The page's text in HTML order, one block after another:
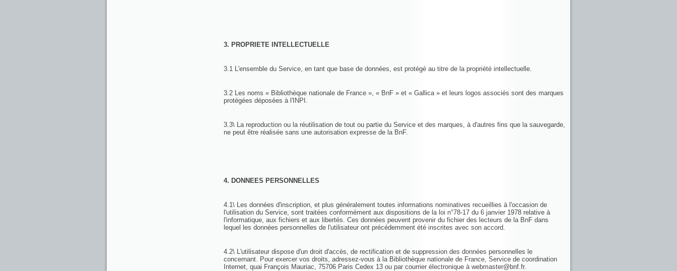
3. PROPRIETE INTELLECTUELLE
3.1 L'ensemble du Service, en tant que base de données, est protégé au titre de la propriété intellectuelle.
3.2 Les noms « Bibliothèque nationale de France », « BnF » et « Gallica » et leurs logos associés sont des marques
protégées déposées à l'INPI.
3.3\ La reproduction ou la réutilisation de tout ou partie du Service et des marques, à d'autres fins que la sauvegarde,
ne peut être réalisée sans une autorisation expresse de la BnF.
4. DONNEES PERSONNELLES
4.1\ Les données d'inscription, et plus généralement toutes informations nominatives recueillies à l'occasion de
l'utilisation du Service, sont traitées conformément aux dispositions de la loi n°78-17 du 6 janvier 1978 relative à
l'informatique, aux fichiers et aux libertés. Ces données peuvent provenir du fichier des lecteurs de la BnF dans
lequel les données personnelles de l'utilisateur ont précédemment été inscrites avec son accord.
4.2\ L'utilisateur dispose d'un droit d'accès, de rectification et de suppression des données personnelles le
concernant. Pour exercer vos droits, adressez-vous à la Bibliothèque nationale de France, Service de coordination
Internet, quai François Mauriac, 75706 Paris Cedex 13 ou par courrier électronique à webmaster@bnf.fr.